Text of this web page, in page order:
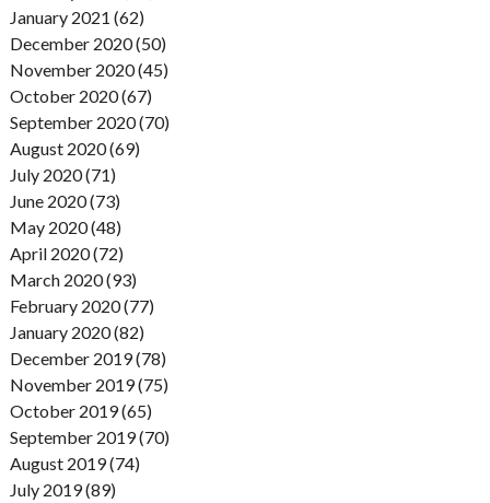
January 2021 (62)
December 2020 (50)
November 2020 (45)
October 2020 (67)
September 2020 (70)
August 2020 (69)
July 2020 (71)
June 2020 (73)
May 2020 (48)
April 2020 (72)
March 2020 (93)
February 2020 (77)
January 2020 (82)
December 2019 (78)
November 2019 (75)
October 2019 (65)
September 2019 (70)
August 2019 (74)
July 2019 (89)